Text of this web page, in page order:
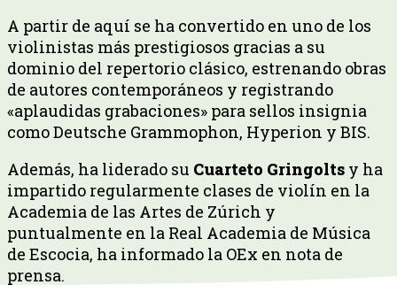
A partir de aquí se ha convertido en uno de los
violinistas más prestigiosos gracias a su
dominio del repertorio clásico, estrenando obras
de autores contemporáneos y registrando
«aplaudidas grabaciones» para sellos insignia
como Deutsche Grammophon, Hyperion y BIS.
Además, ha liderado su Cuarteto Gringolts y ha
impartido regularmente clases de violín en la
Academia de las Artes de Zúrich y
puntualmente en la Real Academia de Música
de Escocia, ha informado la OEx en nota de
prensa.